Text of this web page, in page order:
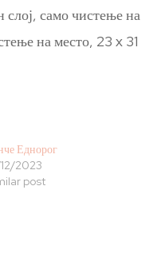
само чистење на
на место, 23 x 31
Еднорог
2023
post